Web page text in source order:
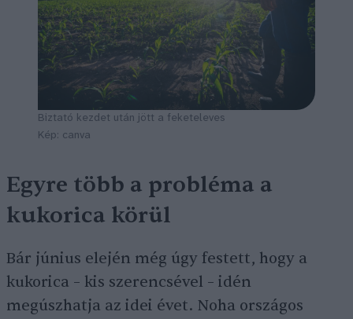
Biztató kezdet után jött a feketeleves
Kép: canva
Egyre több a probléma a
kukorica körül
Bár június elején még úgy festett, hogy a
kukorica – kis szerencsével – idén
megúszhatja az idei évet. Noha országos